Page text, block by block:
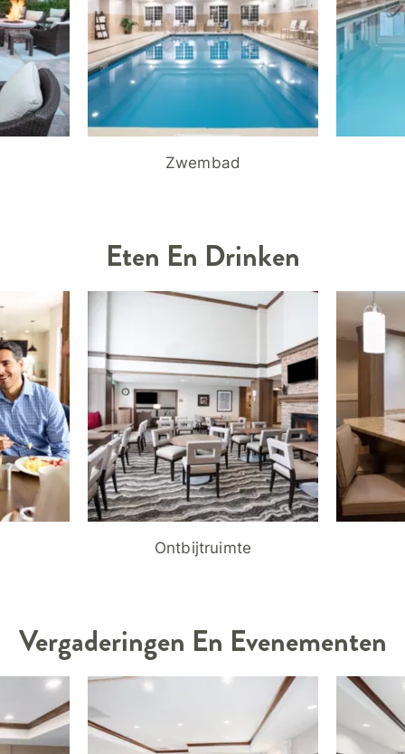
Zwembad
Eten En Drinken
Ontbijtruimte
Vergaderingen En Evenementen